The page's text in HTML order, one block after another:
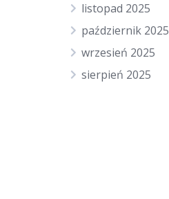
listopad 2025
październik 2025
wrzesień 2025
sierpień 2025